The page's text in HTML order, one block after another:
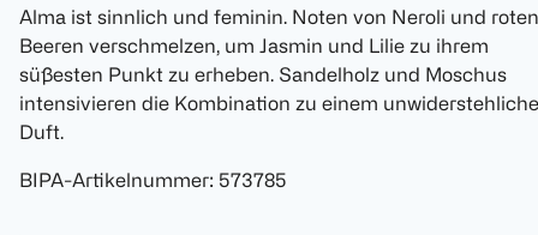
Alma ist sinnlich und feminin. Noten von Neroli und roten
Beeren verschmelzen, um Jasmin und Lilie zu ihrem
süßesten Punkt zu erheben. Sandelholz und Moschus
intensivieren die Kombination zu einem
Duft.
BIPA-Artikelnummer: 573785